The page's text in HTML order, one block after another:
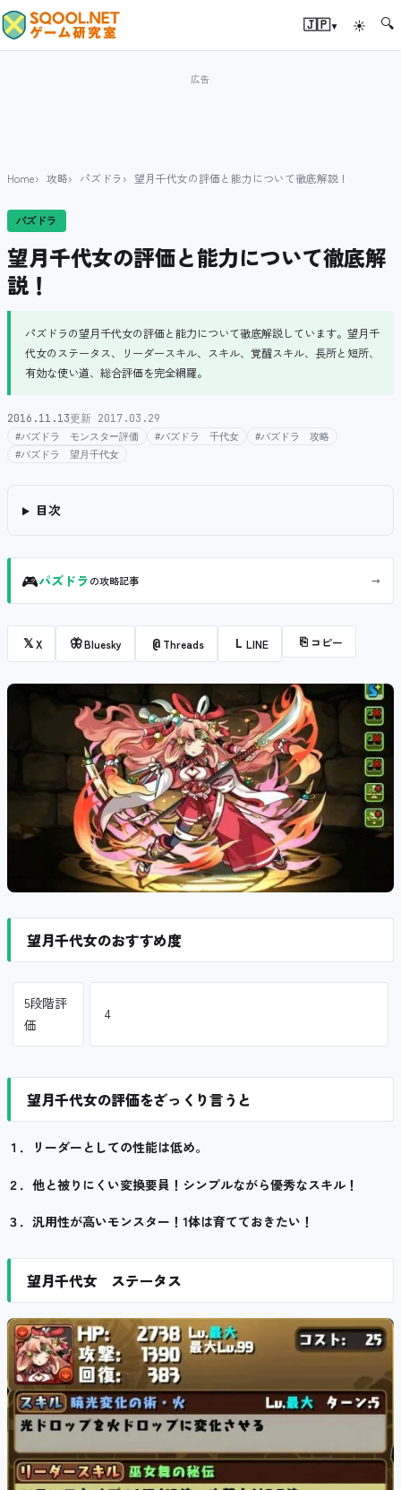
🇯🇵▾ ☀ 🔍
Home 攻略 パズドラ 望月千代女の評価と能力について徹底解説！
パズドラ
望月千代女の評価と能力について徹底解
説！
パズドラの望月千代女の評価と能力について徹底解説しています。望月千
代女のステータス、リーダースキル、スキル、覚醒スキル、長所と短所、
有効な使い道、総合評価を完全網羅。
2016.11.13更新 2017.03.29
#パズドラ モンスター評価 #パズドラ 千代女
#パズドラ 攻略
#パズドラ 望月千代女
目次
🎮パズドラの攻略記事 →
𝕏X 🦋Bluesky @ Threads L LINE ⎘ コピー
望月千代女のおすすめ度
5段階評
価
4
望月千代女の評価をざっくり言うと
１．リーダーとしての性能は低め。
２．他と被りにくい変換要員！シンプルながら優秀なスキル！
３．汎用性が高いモンスター！1体は育てておきたい！
望月千代女 ステータス